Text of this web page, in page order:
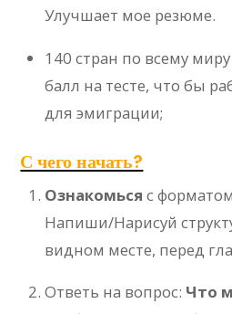
Улучшает мое резюме.
140 стран по всему
балл на тесте, что бы
для эмиграции;
С чего начать?
Ознакомься с
Напиши/Нарисуй
видном месте, перед
Ответь на вопрос: Что